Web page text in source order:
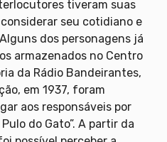
tiveram suas
seu cotidiano e
dos personagens já
armazenados no Centro
da Rádio Bandeirantes,
em 1937, foram
aos responsáveis por
do Gato”. A partir da